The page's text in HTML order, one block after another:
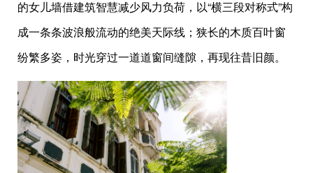
的女儿墙借建筑智慧减少风力负荷，以“横三段对称式”构
成一条条波浪般流动的绝美天际线；狭长的木质百叶窗
纷繁多姿，时光穿过一道道窗间缝隙，再现往昔旧颜。